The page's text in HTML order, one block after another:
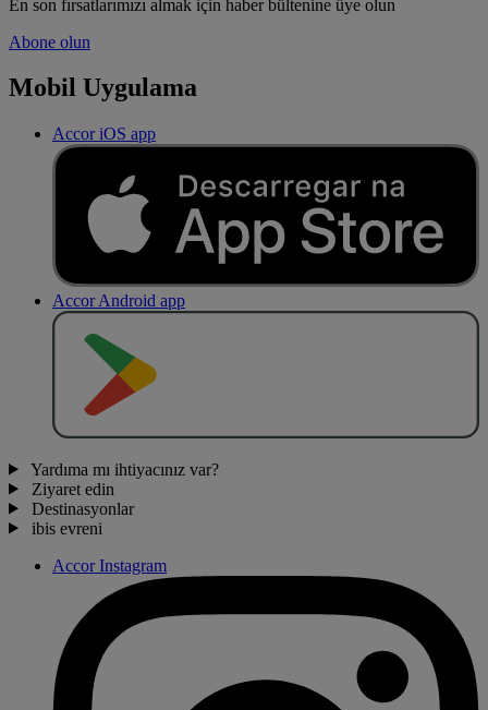
En son fırsatlarımızı almak için haber bültenine üye olun
Abone olun
Mobil Uygulama
Accor iOS app
Accor Android app
Yardıma mı ihtiyacınız var?
Ziyaret edin
Destinasyonlar
ibis evreni
Accor Instagram